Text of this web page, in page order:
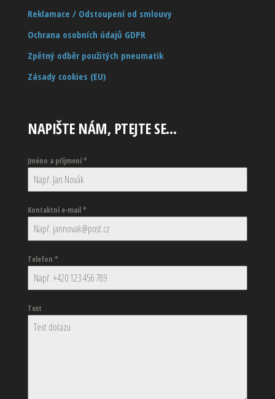
Reklamace / Odstoupení od smlouvy
Ochrana osobních údajů GDPR
Zpětný odběr použitých pneumatik
Zásady cookies (EU)
NAPIŠTE NÁM, PTEJTE SE…
Jméno a příjmení*
Kontaktní e-mail*
Telefon *
Text